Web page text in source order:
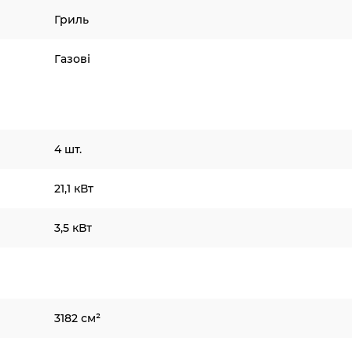
Гриль
Газові
4 шт.
21,1 кВт
3,5 кВт
3182 см²